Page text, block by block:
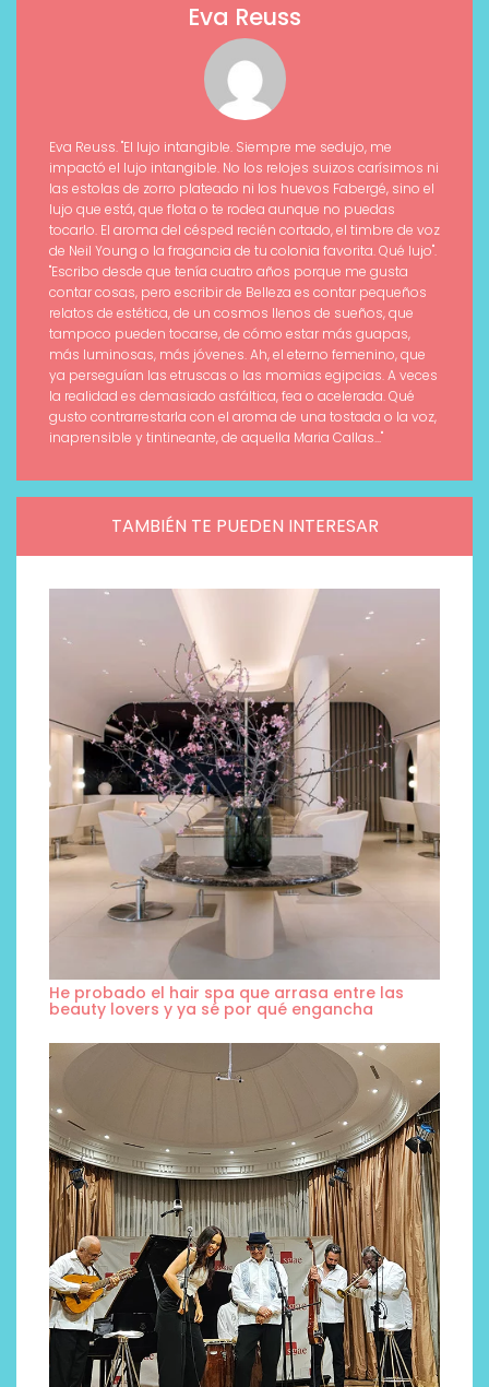
Eva Reuss
Eva Reuss. "El lujo intangible. Siempre me sedujo, me
impactó el lujo intangible. No los relojes suizos carísimos ni
las estolas de zorro plateado ni los huevos Fabergé, sino el
lujo que está, que flota o te rodea aunque no puedas
tocarlo. El aroma del césped recién cortado, el timbre de voz
de Neil Young o la fragancia de tu colonia favorita. Qué lujo".
"Escribo desde que tenía cuatro años porque me gusta
contar cosas, pero escribir de Belleza es contar pequeños
relatos de estética, de un cosmos llenos de sueños, que
tampoco pueden tocarse, de cómo estar más guapas,
más luminosas, más jóvenes. Ah, el eterno femenino, que
ya perseguían las etruscas o las momias egipcias. A veces
la realidad es demasiado asfáltica, fea o acelerada. Qué
gusto contrarrestarla con el aroma de una tostada o la voz,
inaprensible y tintineante, de aquella Maria Callas..."
TAMBIÉN TE PUEDEN INTERESAR
He probado el hair spa que arrasa entre las
beauty lovers y ya sé por qué engancha